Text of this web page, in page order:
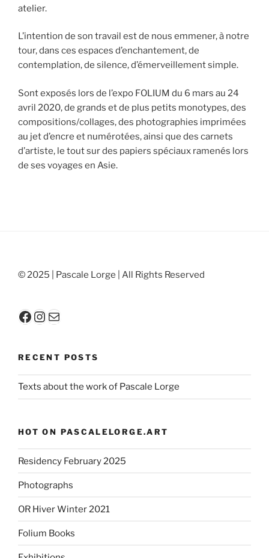
atelier.
L’intention de son travail est de nous emmener, à notre
tour, dans ces espaces d’enchantement, de
contemplation, de silence, d’émerveillement simple.
Sont exposés lors de l’expo FOLIUM du 6 mars au 24
avril 2020, de grands et de plus petits monotypes, des
compositions/collages, des photographies imprimées
au jet d’encre et numérotées, ainsi que des carnets
d’artiste, le tout sur des papiers spéciaux ramenés lors
de ses voyages en Asie.
© 2025 | Pascale Lorge | All Rights Reserved
Facebook
Instagram
Mail
RECENT POSTS
Texts about the work of Pascale Lorge
HOT ON PASCALELORGE.ART
Residency February 2025
Photographs
OR Hiver Winter 2021
Folium Books